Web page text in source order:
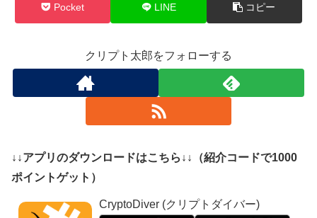
Pocket LINE コピー
クリプト太郎をフォローする
↓↓アプリのダウンロードはこちら↓↓（紹介コードで1000
ポイントゲット）
CryptoDiver (クリプトダイバー)